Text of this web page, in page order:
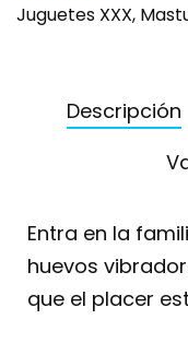
Juguetes XXX,
Descripción
Entra en la
huevos
que el placer